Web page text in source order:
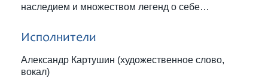
наследием и множеством легенд о себе…
Исполнители
Александр Картушин (художественное слово,
вокал)